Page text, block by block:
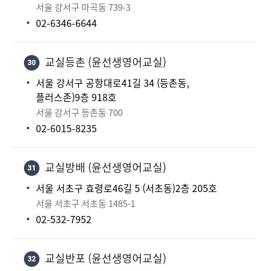
서울 강서구 마곡동 739-3
02-6346-6644
30 교실등촌 (윤선생영어교실)
서울 강서구 공항대로41길 34 (등촌동,
플러스존)9층 918호
서울 강서구 등촌동 700
02-6015-8235
31 교실방배 (윤선생영어교실)
서울 서초구 효령로46길 5 (서초동)2층 205호
서울 서초구 서초동 1485-1
02-532-7952
32 교실반포 (윤선생영어교실)